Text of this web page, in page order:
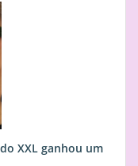
XXL ganhou um